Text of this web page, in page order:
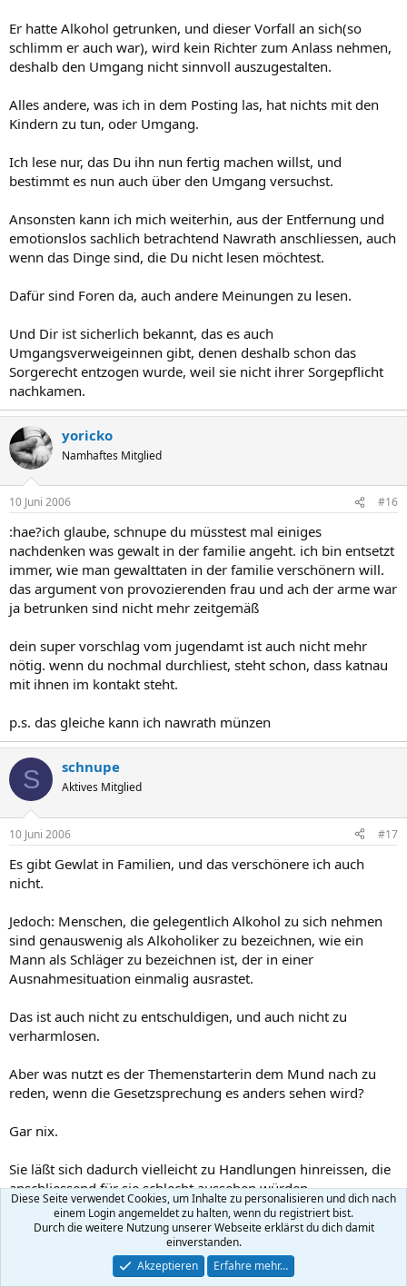
Er hatte Alkohol getrunken, und dieser Vorfall an sich(so
schlimm er auch war), wird kein Richter zum Anlass nehmen,
deshalb den Umgang nicht sinnvoll auszugestalten.
Alles andere, was ich in dem Posting las, hat nichts mit den
Kindern zu tun, oder Umgang.
Ich lese nur, das Du ihn nun fertig machen willst, und
bestimmt es nun auch über den Umgang versuchst.
Ansonsten kann ich mich weiterhin, aus der Entfernung und
emotionslos sachlich betrachtend Nawrath anschliessen, auch
wenn das Dinge sind, die Du nicht lesen möchtest.
Dafür sind Foren da, auch andere Meinungen zu lesen.
Und Dir ist sicherlich bekannt, das es auch
Umgangsverweigeinnen gibt, denen deshalb schon das
Sorgerecht entzogen wurde, weil sie nicht ihrer Sorgepflicht
nachkamen.
yoricko
Namhaftes Mitglied
10 Juni 2006 #16
:hae?ich glaube, schnupe du müsstest mal einiges
nachdenken was gewalt in der familie angeht. ich bin entsetzt
immer, wie man gewalttaten in der familie verschönern will.
das argument von provozierenden frau und ach der arme war
ja betrunken sind nicht mehr zeitgemäß
dein super vorschlag vom jugendamt ist auch nicht mehr
nötig. wenn du nochmal durchliest, steht schon, dass katnau
mit ihnen im kontakt steht.
p.s. das gleiche kann ich nawrath münzen
S schnupe
Aktives Mitglied
10 Juni 2006 #17
Es gibt Gewlat in Familien, und das verschönere ich auch
nicht.
Jedoch: Menschen, die gelegentlich Alkohol zu sich nehmen
sind genauswenig als Alkoholiker zu bezeichnen, wie ein
Mann als Schläger zu bezeichnen ist, der in einer
Ausnahmesituation einmalig ausrastet.
Das ist auch nicht zu entschuldigen, und auch nicht zu
verharmlosen.
Aber was nutzt es der Themenstarterin dem Mund nach zu
reden, wenn die Gesetzsprechung es anders sehen wird?
Gar nix.
Sie läßt sich dadurch vielleicht zu Handlungen hinreissen, die
anschliessend für sie schlecht aussehen würden.
Recht hin, Recht her, meine persönliche Meinung mal aussen
Wenn der Vater hier auf sein Umgangsrecht pochen wird, und
Diese Seite verwendet Cookies, um Inhalte zu personalisieren und dich nach
einem Login angemeldet zu halten, wenn du registriert bist.
Durch die weitere Nutzung unserer Webseite erklärst du dich damit
einverstanden.
Akzeptieren
Erfahre mehr…